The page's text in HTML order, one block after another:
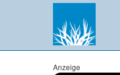
Anzeige